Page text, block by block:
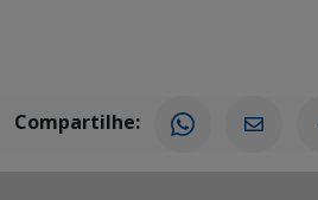
Compartilhe: